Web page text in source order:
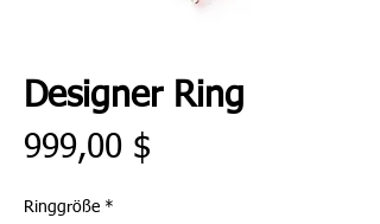
Designer Ring
999,00 $
Ringgröße *